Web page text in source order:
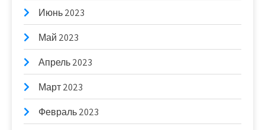
Июнь 2023
Май 2023
Апрель 2023
Март 2023
Февраль 2023